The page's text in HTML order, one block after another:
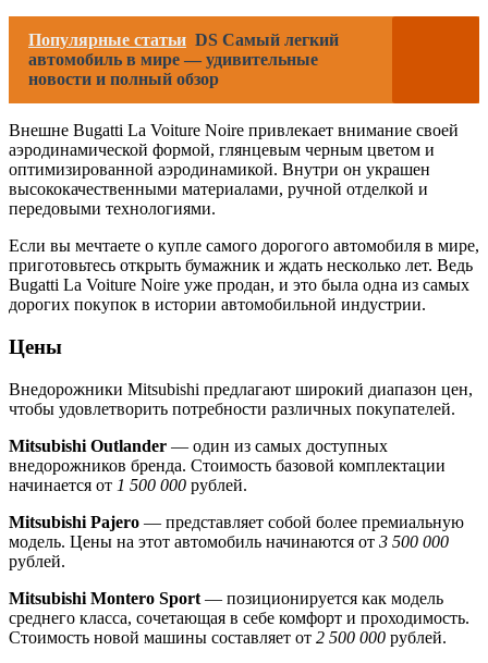
Популярные статьи DS Cамый легкий
автомобиль в мире — удивительные
новости и полный обзор
Внешне Bugatti La Voiture Noire привлекает внимание своей
аэродинамической формой, глянцевым черным цветом и
оптимизированной аэродинамикой. Внутри он украшен
высококачественными материалами, ручной отделкой и
передовыми технологиями.
Если вы мечтаете о купле самого дорогого автомобиля в мире,
приготовьтесь открыть бумажник и ждать несколько лет. Ведь
Bugatti La Voiture Noire уже продан, и это была одна из самых
дорогих покупок в истории автомобильной индустрии.
Цены
Внедорожники Mitsubishi предлагают широкий диапазон цен,
чтобы удовлетворить потребности различных покупателей.
Mitsubishi Outlander — один из самых доступных
внедорожников бренда. Стоимость базовой комплектации
начинается от 1 500 000 рублей.
Mitsubishi Pajero — представляет собой более премиальную
модель. Цены на этот автомобиль начинаются от 3 500 000
рублей.
Mitsubishi Montero Sport — позиционируется как модель
среднего класса, сочетающая в себе комфорт и проходимость.
Стоимость новой машины составляет от 2 500 000 рублей.